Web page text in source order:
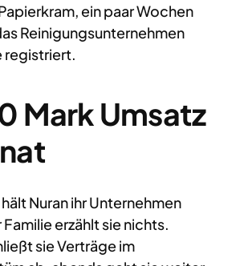
ein paar Wochen
Reinigungsunternehmen
registriert.
Mark Umsatz
Nuran ihr Unternehmen
erzählt sie nichts.
sie Verträge im